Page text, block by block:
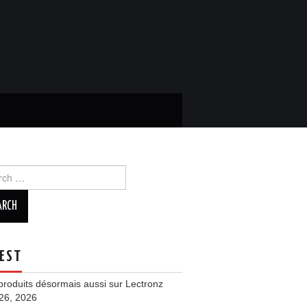
désormais aussi sur Lectronz
2026